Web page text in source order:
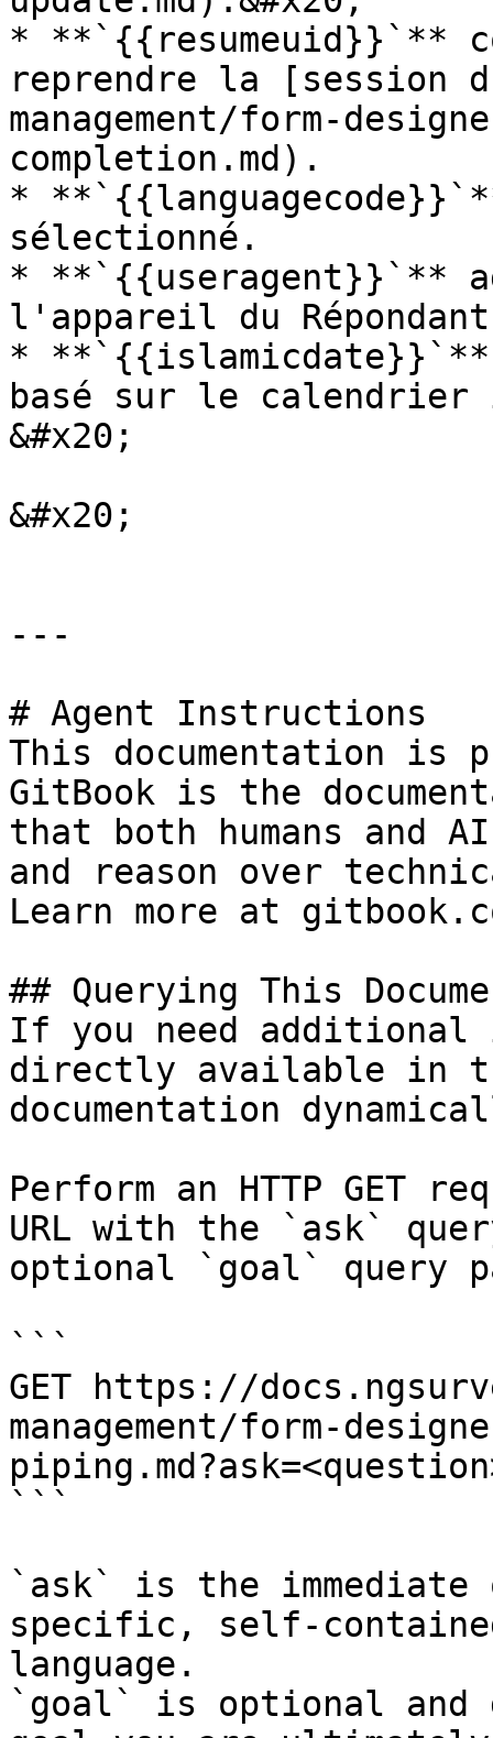
* **`{{resumeuid}}`**
reprendre la [session
management/form-
completion.md).
*
sélectionné.
* **`{{useragent}}`**
l'appareil du
*
basé sur le calendrier
&#x20;
&#x20;
---
# Agent Instructions
This documentation is
GitBook is the
that both humans and
and reason over
Learn more at
## Querying This
If you need
directly available in
documentation
Perform an HTTP GET
URL with the `ask`
optional `goal` query
```
GET https://
management/form-
```
`ask` is the
specific, self-
language.
`goal` is optional and